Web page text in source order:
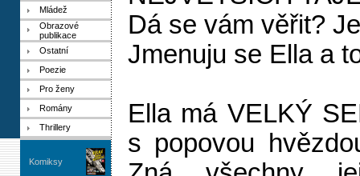
Mládež
Obrazové
publikace
Ostatní
Poezie
Pro ženy
Romány
Thrillery
Komiksy
Dá se vám věřit?
Jmenuju se Ella a
Ella má VELKÝ
s popovou